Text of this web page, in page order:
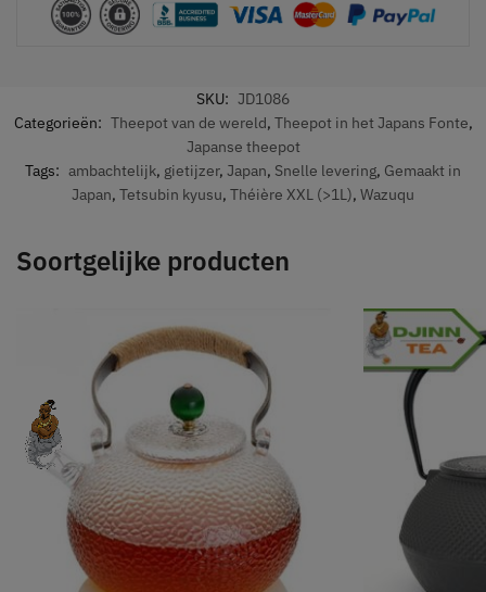
SKU: JD1086
Categorieën: Theepot van de wereld, Theepot in het Japans Fonte,
Japanse theepot
Tags: ambachtelijk, gietijzer, Japan, Snelle levering, Gemaakt in
Japan, Tetsubin kyusu, Théière XXL (>1L), Wazuqu
Soortgelijke producten